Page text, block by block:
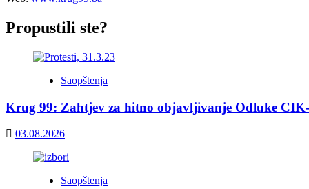
Propustili ste?
Saopštenja
Krug 99: Zahtjev za hitno objavljivanje Odluke
03.08.2026
Saopštenja